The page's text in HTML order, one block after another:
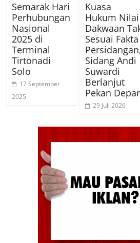
Semarak Hari
Perhubungan
Nasional
2025 di
Terminal
Tirtonadi
Solo
17 September
2025
Kuasa
Hukum Nilai
Dakwaan
Sesuai Fakta
Sidang Andi
Suwardi
Berlanjut
Pekan
29 Juli 2026